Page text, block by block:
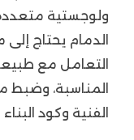
ولوجستية
الدمام يحتاج إلى
التعامل مع
المناسبة، وضبط
الفنية وكود